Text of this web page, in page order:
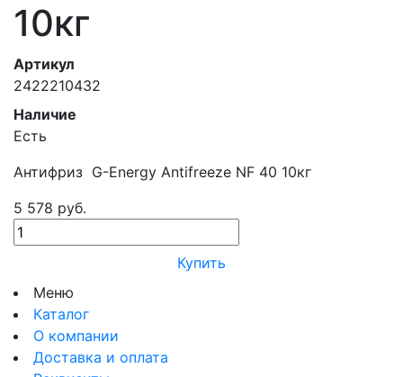
10кг
Артикул
2422210432
Наличие
Есть
Антифриз G-Energy Antifreeze NF 40 10кг
5 578 руб.
Купить
Меню
Каталог
О компании
Доставка и оплата